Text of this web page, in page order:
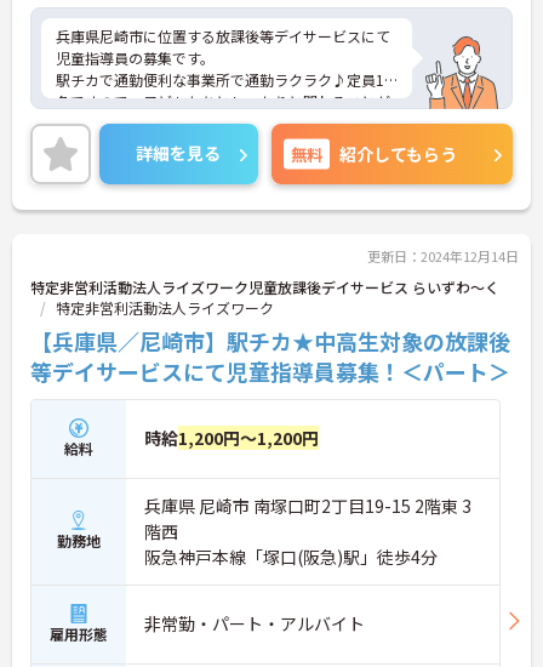
兵庫県尼崎市に位置する放課後等デイサービスにて
児童指導員の募集です。
駅チカで通勤便利な事業所で通勤ラクラク♪定員10
名ですので、子どもたちとしっかりと関わることが
できます。
ご興味ある方には、面接対策ポイントなど、さらに
詳細をお話しいたしますのでお気軽にご相談くださ
い！
詳細を見る 無料 紹介してもらう
更新日：2024年12月14日
特定非営利活動法人ライズワーク児童放課後デイサービス らいずわ～く
特定非営利活動法人ライズワーク
【兵庫県／尼崎市】駅チカ★中高生対象の放課後
等デイサービスにて児童指導員募集！＜パート＞
給料 時給1,200円～1,200円
勤務地
兵庫県 尼崎市 南塚口町2丁目19-15 2階東 3
階西
阪急神戸本線「塚口(阪急)駅」徒歩4分
雇用形態 非常勤・パート・アルバイト